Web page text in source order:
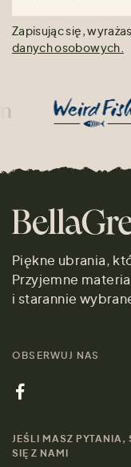
Zapisując się,
danych osobowych.
Piękne ubrania,
Przyjemne
i starannie
OBSERWUJ NAS
JEŚLI MASZ PYTANIA,
SIĘ Z NAMI